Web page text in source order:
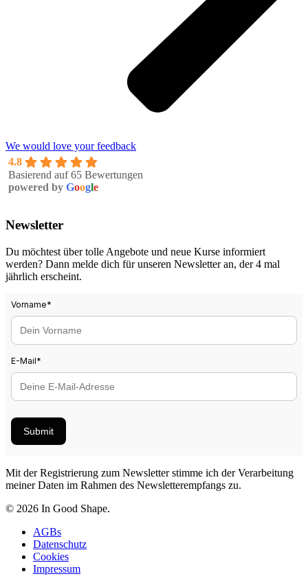
We would love your feedback
4.8
Basierend auf 65 Bewertungen
powered by Google
Newsletter
Du möchtest über tolle Angebote und neue Kurse informiert
werden? Dann melde dich für unseren Newsletter an, der 4 mal
jährlich erscheint.
Vorname*
E-Mail*
Submit
Mit der Registrierung zum Newsletter stimme ich der Verarbeitung
meiner Daten im Rahmen des Newsletterempfangs zu.
© 2026 In Good Shape.
AGBs
Datenschutz
Cookies
Impressum